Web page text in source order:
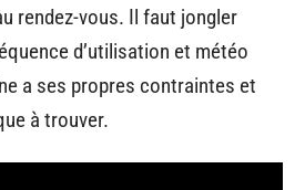
rendez-vous. Il faut jongler
d’utilisation et météo
a ses propres contraintes et
à trouver.